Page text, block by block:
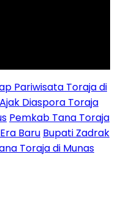
Pariwisata Toraja di
Diaspora Toraja
Pemkab Tana Toraja
Baru Bupati Zadrak
Toraja di Munas